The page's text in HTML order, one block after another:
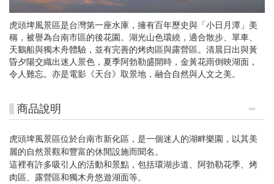
虎頭埤風景區是台灣第一座水庫，擁有百年歷史與「小日月潭」美
稱，被譽為台南市區的後花園。湖光山色環繞，適合散步、單車、
天鵝船與獨木舟體驗，並有完善的烤肉區與露營區。清晨日出與黃
昏夕陽交織出迷人景色，夏季阿勃勒盛開時，金黃花雨倒映湖面，
令人難忘。亦是電影《天台》取景地，融合自然與人文之美。
商品說明
虎頭埤風景區位於台南市新化區，是一個迷人的湖畔樂園，以其美
麗的自然景觀和豐富的休閒設施而聞名。
這裡有許多吸引人的活動和景點，包括環湖步道、阿勃勒花季、烤
肉區、露營區和獨木舟悠遊湖面等。